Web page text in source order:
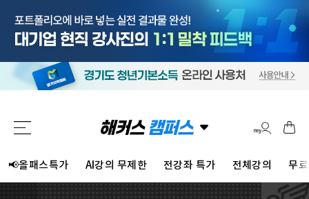
📢올패스특가 AI강의 무제한 전강좌 특가 전체강의 무